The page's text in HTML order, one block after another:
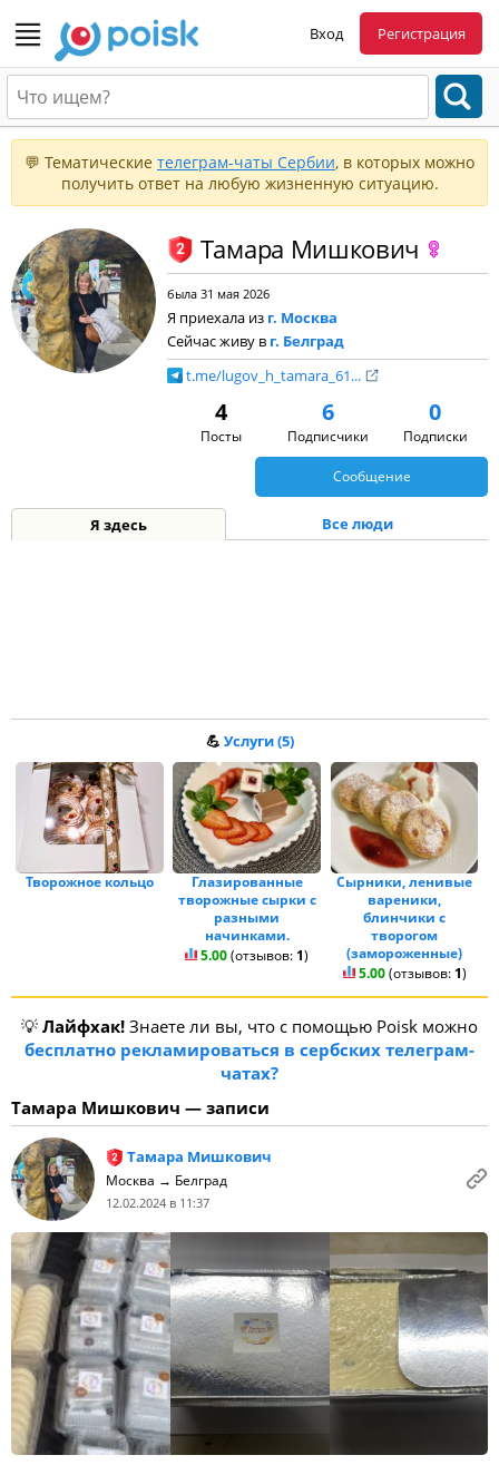
Вход Регистрация
💬 Тематические телеграм-чаты Сербии, в которых можно
получить ответ на любую жизненную ситуацию.
Тамара Мишкович
была 31 мая 2026
Я приехала из г. Москва
Сейчас живу в г. Белград
t.me/lugov_h_tamara_61...
4
Посты
6
Подписчики
0
Подписки
Сообщение
Я здесь Все люди
💪 Услуги (5)
Творожное кольцо
Глазированные
творожные сырки с
разными
начинками.
5.00(отзывов: 1)
Сырники, ленивые
вареники,
блинчики с
творогом
(замороженные)
5.00(отзывов: 1)
💡 Лайфхак! Знаете ли вы, что с помощью Poisk можно
бесплатно рекламироваться в сербских телеграм-
чатах?
Тамара Мишкович — записи
Тамара Мишкович
Москва → Белград
12.02.2024 в 11:37